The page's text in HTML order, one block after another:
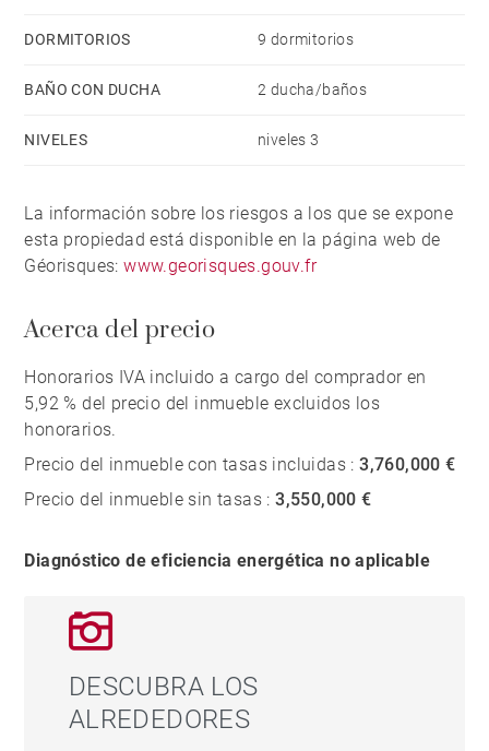
DORMITORIOS 9 dormitorios
BAÑO CON DUCHA 2 ducha/baños
NIVELES niveles 3
La información sobre los riesgos a los que se expone
esta propiedad está disponible en la página web de
Géorisques:www.georisques.gouv.fr
Acerca del precio
Honorarios IVA incluido a cargo del comprador en
5,92 % del precio del inmueble excluidos los
honorarios.
Precio del inmueble con tasas incluidas :3,760,000 €
Precio del inmueble sin tasas :3,550,000 €
Diagnóstico de eficiencia energética no aplicable
DESCUBRA LOS
ALREDEDORES